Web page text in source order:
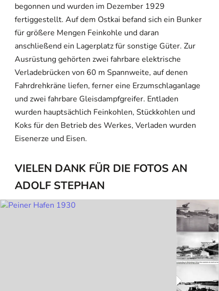
begonnen und wurden im Dezember 1929
fertiggestellt. Auf dem Ostkai befand sich ein Bunker
für größere Mengen Feinkohle und daran
anschließend ein Lagerplatz für sonstige Güter. Zur
Ausrüstung gehörten zwei fahrbare elektrische
Verladebrücken von 60 m Spannweite, auf denen
Fahrdrehkräne liefen, ferner eine Erzumschlaganlage
und zwei fahrbare Gleisdampfgreifer. Entladen
wurden hauptsächlich Feinkohlen, Stückkohlen und
Koks für den Betrieb des Werkes, Verladen wurden
Eisenerze und Eisen.
VIELEN DANK FÜR DIE FOTOS AN
ADOLF STEPHAN